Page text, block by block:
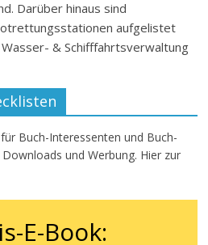
Darüber hinaus sind
aufgelistet
& Schifffahrtsverwaltung
für Buch-Interessenten und Buch-
und Werbung. Hier zur
E-Book: